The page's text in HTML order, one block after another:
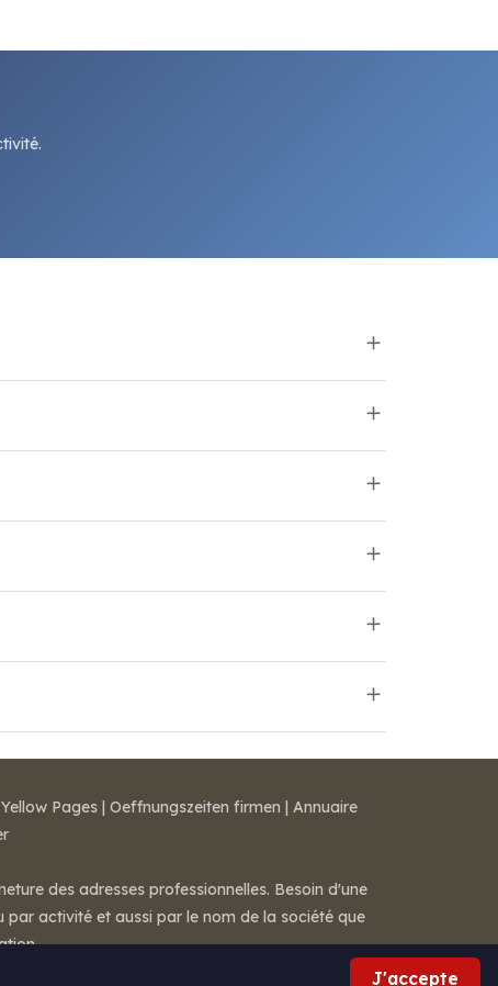
J'accepte
Yellow Pages | Oeffnungszeiten firmen | Annuaire
des adresses professionnelles. Besoin d'une
par activité et aussi par le nom de la société que